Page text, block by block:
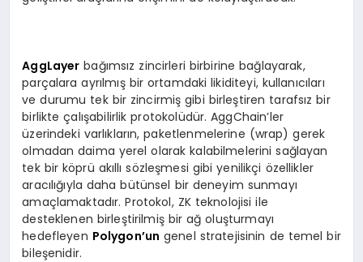
AggLayer bağımsız zincirleri birbirine bağlayarak,
parçalara ayrılmış bir ortamdaki likiditeyi, kullanıcıları
ve durumu tek bir zincirmiş gibi birleştiren tarafsız bir
birlikte çalışabilirlik protokolüdür. AggChain’ler
üzerindeki varlıkların, paketlenmelerine (wrap) gerek
olmadan daima yerel olarak kalabilmelerini sağlayan
tek bir köprü akıllı sözleşmesi gibi yenilikçi özellikler
aracılığıyla daha bütünsel bir deneyim sunmayı
amaçlamaktadır. Protokol, ZK teknolojisi ile
desteklenen birleştirilmiş bir ağ oluşturmayı
hedefleyen Polygon’un genel stratejisinin de temel bir
bileşenidir.